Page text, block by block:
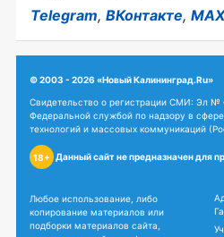
Telegram, ВКонтакте, MAX
© 2003 - 2026 «Новый Калининград.Ru»
Свидетельство о регистрации СМИ: Эл
Федеральной службой по надзору в
технологий и массовых коммуникаций
18+ Данный сайт не предназначен для
Любое использование, либо
копирование материалов или
подборки материалов сайта,